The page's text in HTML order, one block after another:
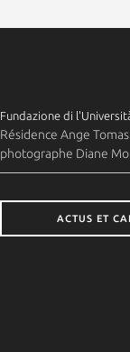
Fundazione di
Résidence Ange
photographe Diane
ACTUS ET